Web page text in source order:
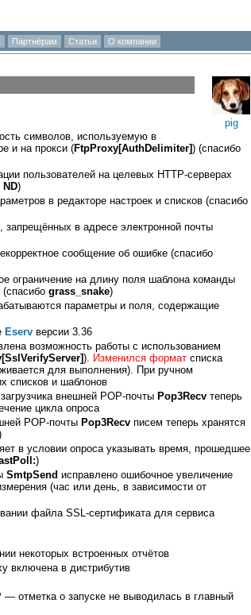
Партнёрам Статьи О компании
pig
символов, используемую в
и на прокси (FtpProxy[AuthDelimiter]) (спасибо
пользователей на целевых HTTP-серверах
ND)
в редакторе настроек и списков (спасибо
в адресе электронной почты
сообщение об ошибке (спасибо
ограничение на длину поля шаблона команды
(спасибо grass_snake)
параметры и поля, содержащие
Eserv версии 3.36
возможность работы с использованием
). Изменился формат списка
для выполнения). При ручном
списков и шаблонов
внешней POP-почты Pop3Recv теперь
цикла опроса
POP-почты Pop3Recv писем теперь хранятся
в условии опроса указывать время, прошедшее
)
SmtpSend исправлено ошибочное увеличение
(час или день, в зависимости от
файла SSL-сертификата для сервиса
некоторых встроенных отчётов
включена в дистрибутив
отметка о запуске не выводилась в главный